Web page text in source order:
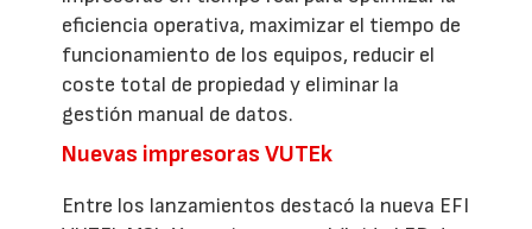
eficiencia operativa, maximizar el tiempo de
funcionamiento de los equipos, reducir el
coste total de propiedad y eliminar la
gestión manual de datos.
Nuevas impresoras VUTEk
Entre los lanzamientos destacó la nueva EFI